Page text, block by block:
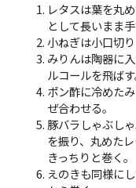
レタスは葉を丸
として長いまま
小ねぎは小口切り
みりんは陶器に
ルコールを飛ばす
ポン酢に冷めた
ぜ合わせる。
豚バラしゃぶし
を振り、丸めた
きっちりと巻く。
えのきも同様に